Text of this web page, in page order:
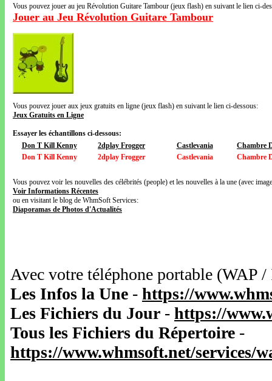
Vous pouvez jouer au jeu Révolution Guitare Tambour (jeux flash) en suivant le lien ci-
Jouer au Jeu Révolution Guitare Tambour
Vous pouvez jouer aux jeux gratuits en ligne (jeux flash) en suivant le lien ci-dessous:
Jeux Gratuits en Ligne
Essayer les échantillons ci-dessous:
Don T Kill Kenny
2dplay Frogger Castlevania
Chambre
Don T Kill Kenny
2dplay Frogger Castlevania Chambre
Vous pouvez voir les nouvelles des célébrités (people) et les nouvelles à la une (avec
Voir Informations Récentes
ou en visitant le blog de WhmSoft Services:
Diaporamas de Photos d'Actualités
Avec votre téléphone portable
Les Infos la Une - https://
Les Fichiers du Jour - https://
Tous les Fichiers du Répertoire -
https://www.whmsoft.net/services/